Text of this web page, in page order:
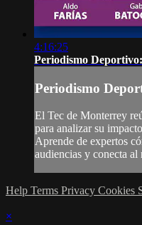
4:16:25
Periodismo
Periodismo
El Tec de Monterrey
para analizar su
Aprende de expertos
audiencias y conecta
Help Terms Privacy Cookies
×